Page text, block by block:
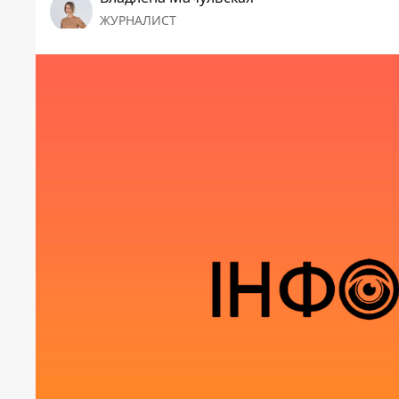
ЖУРНАЛИСТ